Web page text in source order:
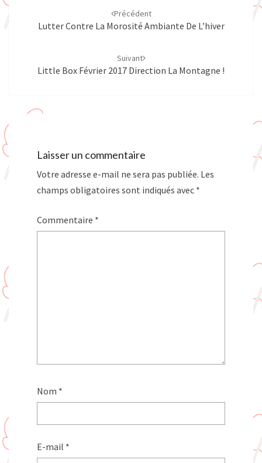
d'article
Précédent
Lutter Contre La Morosité Ambiante De L’hiver
Suivant
Little Box Février 2017 Direction La Montagne !
Laisser un commentaire
Votre adresse e-mail ne sera pas publiée. Les
champs obligatoires sont indiqués avec *
Commentaire *
Nom *
E-mail *